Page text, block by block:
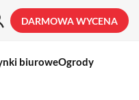
DARMOWA WYCENA
biuroweOgrody